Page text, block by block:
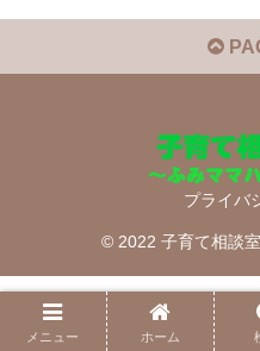
プライバ
© 2022 子育て相談
メニュー ホーム